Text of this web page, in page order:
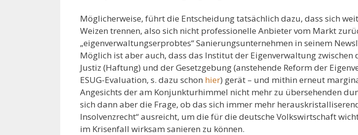
Möglicherweise, führt die Entscheidung tatsächlich dazu, dass sich
Weizen trennen, also sich nicht professionelle Anbieter vom Markt
„eigenverwaltungserprobtes“ Sanierungsunternehmen in seinem
Möglich ist aber auch, dass das Institut der Eigenverwaltung zwischen
Justiz (Haftung) und der Gesetzgebung (anstehende Reform der
ESUG-Evaluation, s. dazu schon hier) gerät – und mithin erneut
Angesichts der am Konjunkturhimmel nicht mehr zu übersehenden
sich dann aber die Frage, ob das sich immer mehr
Insolvenzrecht“ ausreicht, um die für die deutsche Volkswirtschaft
im Krisenfall wirksam sanieren zu können.